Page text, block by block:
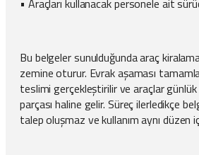
• Araçları kullanacak personele ait
Bu belgeler sunulduğunda araç
zemine oturur. Evrak aşaması
teslimi gerçekleştirilir ve araçlar günlük
parçası haline gelir. Süreç ilerledikçe
talep oluşmaz ve kullanım aynı düzen